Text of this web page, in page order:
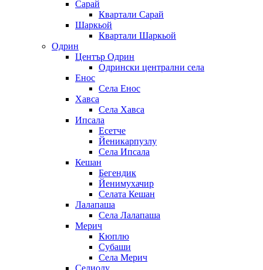
Сарай
Квартали Сарай
Шаркьой
Квартали Шаркьой
Одрин
Център Одрин
Одрински централни села
Енос
Села Енос
Хавса
Села Хавса
Ипсала
Есетче
Йеникарпузлу
Села Ипсала
Кешан
Бегендик
Йенимухачир
Селата Кешан
Лалапаша
Села Лалапаша
Мерич
Кюплю
Субаши
Села Мерич